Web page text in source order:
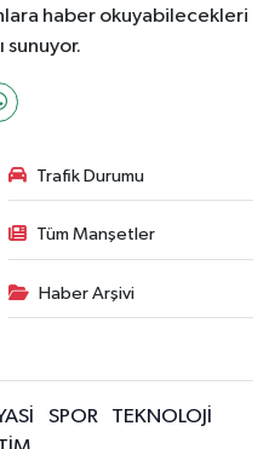
haber okuyabilecekleri
sunuyor.
Trafik Durumu
Tüm Manşetler
Haber Arşivi
SPOR
TEKNOLOJİ